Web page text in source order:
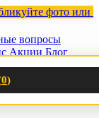
фото или
вопросы
Акции Блог
0)